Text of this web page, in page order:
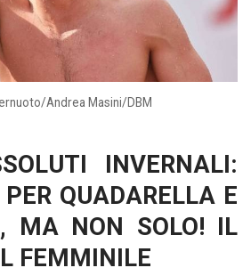
Andrea Masini/DBM
INVERNALI:
QUADARELLA E
MA NON SOLO! IL
FEMMINILE